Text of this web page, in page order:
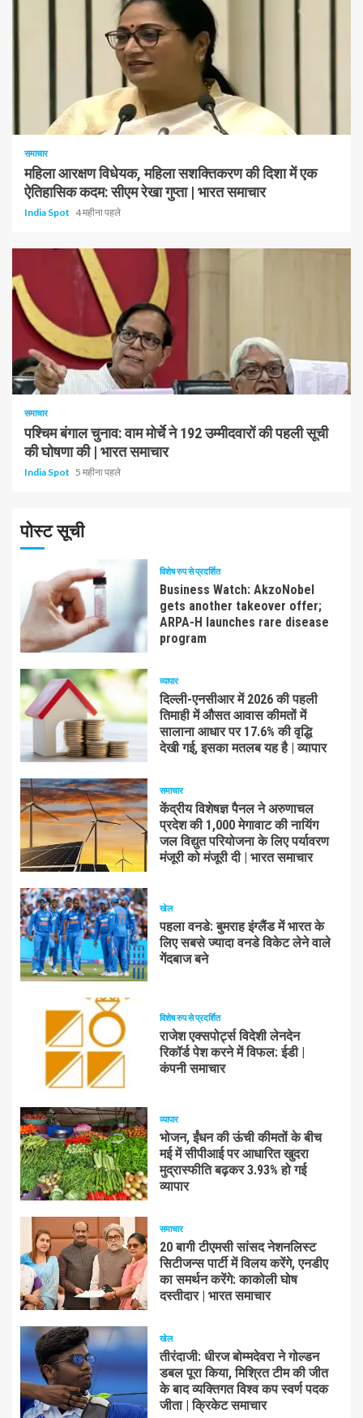
1 न्यूनतम पढ़ा
समाचार
महिला आरक्षण विधेयक, महिला सशक्तिकरण की दिशा में एक
ऐतिहासिक कदम: सीएम रेखा गुप्ता | भारत समाचार
India Spot 4 महीना पहले
1 न्यूनतम पढ़ा
समाचार
पश्चिम बंगाल चुनाव: वाम मोर्चे ने 192 उम्मीदवारों की पहली सूची
की घोषणा की | भारत समाचार
India Spot 5 महीना पहले
पोस्ट सूची
विशेष रुप से प्रदर्शित
Business Watch: AkzoNobel
gets another takeover offer;
ARPA-H launches rare disease
program
व्यापार
दिल्ली-एनसीआर में 2026 की पहली
तिमाही में औसत आवास कीमतों में
सालाना आधार पर 17.6% की वृद्धि
देखी गई, इसका मतलब यह है | व्यापार
समाचार
केंद्रीय विशेषज्ञ पैनल ने अरुणाचल
प्रदेश की 1,000 मेगावाट की नायिंग
जल विद्युत परियोजना के लिए पर्यावरण
मंजूरी को मंजूरी दी | भारत समाचार
खेल
पहला वनडे: बुमराह इंग्लैंड में भारत के
लिए सबसे ज्यादा वनडे विकेट लेने वाले
गेंदबाज बने
विशेष रुप से प्रदर्शित
राजेश एक्सपोर्ट्स विदेशी लेनदेन
रिकॉर्ड पेश करने में विफल: ईडी |
कंपनी समाचार
व्यापार
भोजन, ईंधन की ऊंची कीमतों के बीच
मई में सीपीआई पर आधारित खुदरा
मुद्रास्फीति बढ़कर 3.93% हो गई
व्यापार
समाचार
20 बागी टीएमसी सांसद नेशनलिस्ट
सिटीजन्स पार्टी में विलय करेंगे, एनडीए
का समर्थन करेंगे: काकोली घोष
दस्तीदार | भारत समाचार
खेल
तीरंदाजी: धीरज बोम्मदेवरा ने गोल्डन
डबल पूरा किया, मिश्रित टीम की जीत
के बाद व्यक्तिगत विश्व कप स्वर्ण पदक
जीता | क्रिकेट समाचार